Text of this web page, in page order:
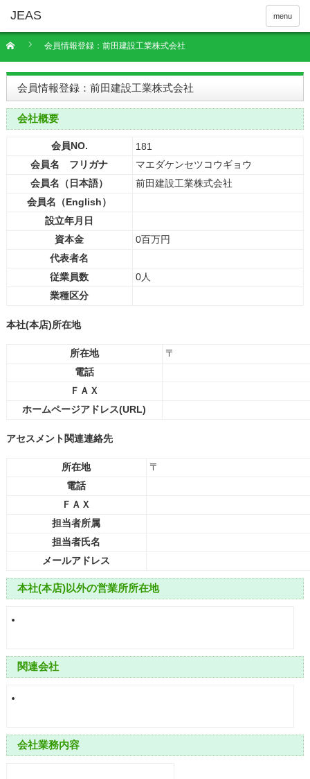
menu
会員情報登録：前田建設工業株式会社
会員情報登録：前田建設工業株式会社
会社概要
会員NO.
181
会員名 フリガナ
マエダケンセツコウギョウ
会員名（日本語）
前田建設工業株式会社
会員名（English）
設立年月日
資本金
0百万円
代表者名
従業員数
0人
業種区分
本社(本店)所在地
所在地
〒
電話
ＦＡＸ
ホームページアドレス(URL)
アセスメント関連連絡先
所在地
〒
電話
ＦＡＸ
担当者所属
担当者氏名
メールアドレス
本社(本店)以外の営業所所在地
関連会社
会社業務内容